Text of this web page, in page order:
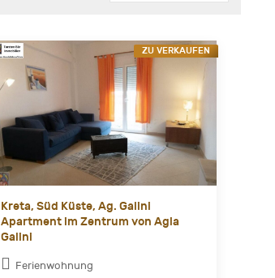
Kreta, Süd Küste, Ag. Galini
Apartment im Zentrum von Agia
Galini
Ferienwohnung
ZU VERKAUFEN